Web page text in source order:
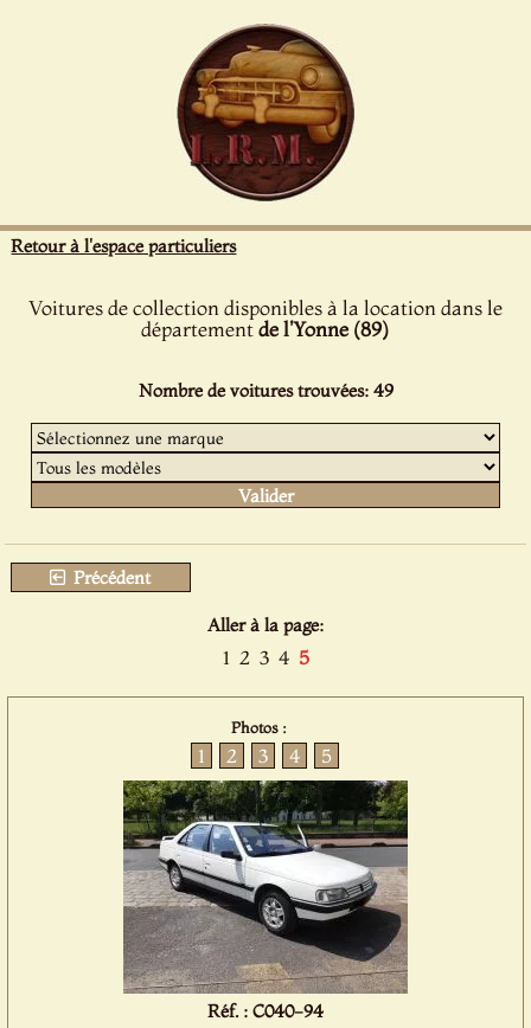
Retour à l'espace particuliers
Voitures de collection disponibles à la location dans le
départementde l'Yonne (89)
Nombre de voitures trouvées: 49
Précédent
Aller à la page:
1 2 3 4 5
Photos :
1 2 3 4 5
Réf. : C040-94